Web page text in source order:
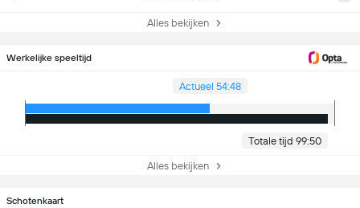
Alles bekijken
Werkelijke speeltijd
Actueel 54:48
Totale tijd 99:50
Alles bekijken
Schotenkaart